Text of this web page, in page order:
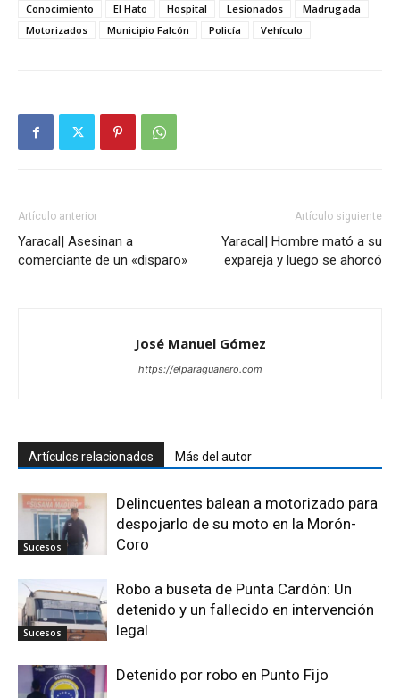
Conocimiento El Hato Hospital Lesionados
Madrugada
Motorizados
Municipio Falcón Policía Vehículo
Artículo anterior
Yaracal| Asesinan a
comerciante de un «disparo»
Artículo siguiente
Yaracal| Hombre mató a su
expareja y luego se ahorcó
José Manuel Gómez
https://elparaguanero.com
Artículos relacionados Más del autor
Sucesos
Delincuentes balean a motorizado para
despojarlo de su moto en la Morón-
Coro
Sucesos
Robo a buseta de Punta Cardón: Un
detenido y un fallecido en intervención
legal
Detenido por robo en Punto Fijo